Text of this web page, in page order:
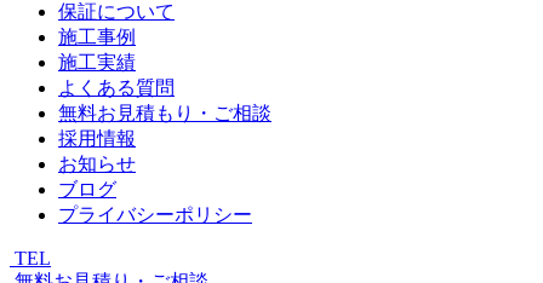
保証について
施工事例
施工実績
よくある質問
無料お見積もり・ご相談
採用情報
お知らせ
ブログ
プライバシーポリシー
TEL